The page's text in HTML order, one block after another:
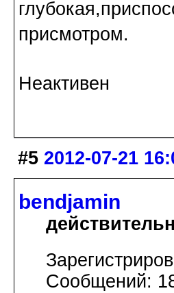
присмотром.
Неактивен
#5 2012-07-21
bendjamin
Сообщений: